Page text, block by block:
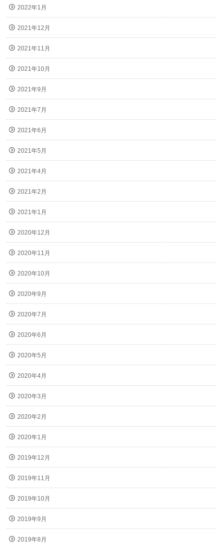
2022年1月
2021年12月
2021年11月
2021年10月
2021年9月
2021年7月
2021年6月
2021年5月
2021年4月
2021年2月
2021年1月
2020年12月
2020年11月
2020年10月
2020年9月
2020年7月
2020年6月
2020年5月
2020年4月
2020年3月
2020年2月
2020年1月
2019年12月
2019年11月
2019年10月
2019年9月
2019年8月